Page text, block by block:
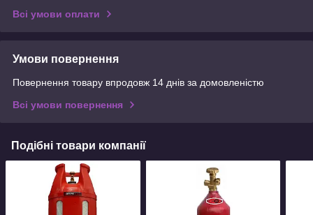
Всі умови оплати
Умови повернення
Повернення товару впродовж 14 днів за домовленістю
Всі умови повернення
Подібні товари компанії